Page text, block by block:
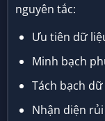
nguyên tắc:
Ưu tiên dữ
Minh bạch
Tách bạch
Nhận diện